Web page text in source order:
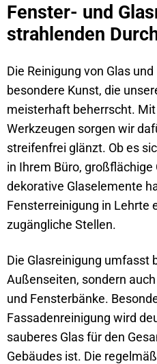
Fenster- und
strahlenden
Die Reinigung von Glas
besondere Kunst, die
meisterhaft beherrscht.
Werkzeugen sorgen wir
streifenfrei glänzt. Ob es
in Ihrem Büro,
dekorative Glaselemente
Fensterreinigung in Lehrte
zugängliche Stellen.
Die Glasreinigung umfasst
Außenseiten, sondern
und Fensterbänke.
Fassadenreinigung wird
sauberes Glas für den
Gebäudes ist. Die